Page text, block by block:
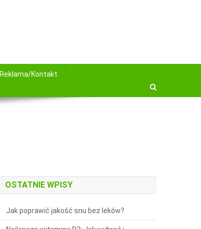
Reklama/Kontakt
OSTATNIE WPISY
Jak poprawić jakość snu bez leków?